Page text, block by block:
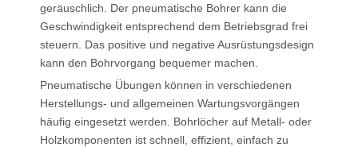
geräuschlich. Der pneumatische Bohrer kann die
Geschwindigkeit entsprechend dem Betriebsgrad frei
steuern. Das positive und negative Ausrüstungsdesign
kann den Bohrvorgang bequemer machen.
Pneumatische Übungen können in verschiedenen
Herstellungs- und allgemeinen Wartungsvorgängen
häufig eingesetzt werden. Bohrlöcher auf Metall- oder
Holzkomponenten ist schnell, effizient, einfach zu